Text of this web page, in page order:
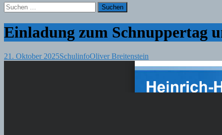
Suchen
nach:
Einladung zum Schnuppertag
21. Oktober 2025SchulinfoOliver Breitenstein